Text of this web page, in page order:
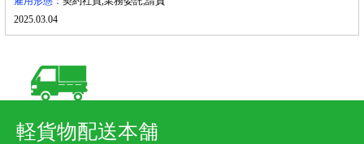
2025.03.04
軽貨物配送本舗